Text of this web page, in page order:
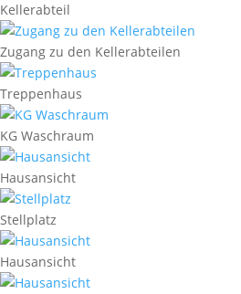
Kellerabteil
Zugang zu den Kellerabteilen
Treppenhaus
KG Waschraum
Hausansicht
Stellplatz
Hausansicht